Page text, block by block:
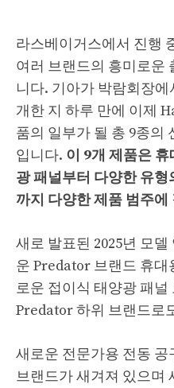
라스베이거스에서 진행
여러 브랜드의 흥미로운
니다. 기아가 박람회장
개한 지 하루 만에 이제
품의 일부가 될 총 9종의
입니다. 이 9개 제품은
광 패널부터 다양한 유형
까지 다양한 제품 범주에
새로 발표된 2025년 모
운 Predator 브랜드 휴대
로운 접이식 태양광 패
Predator 하위 브랜드로
새로운 전문가용 전동
브랜드가 새겨져 있으며